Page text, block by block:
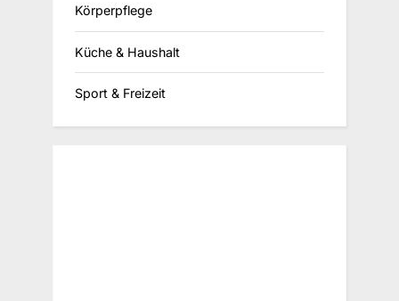
Körperpflege
Küche & Haushalt
Sport & Freizeit